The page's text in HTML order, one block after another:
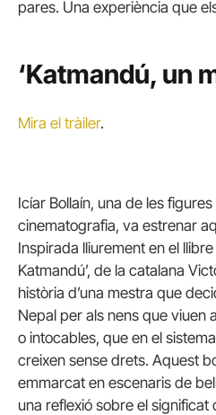
pares. Una experiència que
‘Katmandú, un
Mira el tràiler.
Icíar Bollaín, una de les
cinematografia, va estrenar
Inspirada lliurement en el llibre
Katmandú’, de la catalana
història d’una mestra que
Nepal per als nens que viuen
o intocables, que en el
creixen sense drets. Aquest
emmarcat en escenaris de
una reflexió sobre el significat